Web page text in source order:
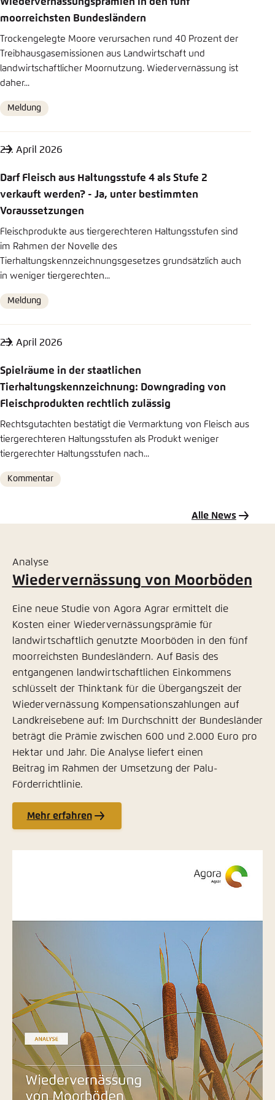
In die Zwischenablage kopieren
E-Mail
moorreichsten Bundesländern
Trockengelegte Moore verursachen rund 40 Prozent der
Treibhausgasemissionen aus Landwirtschaft und
landwirtschaftlicher Moornutzung. Wiedervernässung ist
daher...
Format
Meldung
23. April 2026
Darf Fleisch aus Haltungsstufe 4 als Stufe 2
verkauft werden? - Ja, unter bestimmten
Voraussetzungen
Fleischprodukte aus tiergerechteren Haltungsstufen sind
im Rahmen der Novelle des
Tierhaltungskennzeichnungsgesetzes grundsätzlich auch
in weniger tiergerechten...
Format
Meldung
23. April 2026
Spielräume in der staatlichen
Tierhaltungskennzeichnung: Downgrading von
Fleischprodukten rechtlich zulässig
Rechtsgutachten bestätigt die Vermarktung von Fleisch aus
tiergerechteren Haltungsstufen als Produkt weniger
tiergerechter Haltungsstufen nach...
Format
Kommentar
Alle News
Analyse
Wiedervernässung von Moorböden
Eine neue Studie von Agora Agrar ermittelt die
Kosten einer Wiedervernässungsprämie für
landwirtschaftlich genutzte Moorböden in den fünf
moorreichsten Bundesländern. Auf Basis des
entgangenen landwirtschaftlichen Einkommens
schlüsselt der Thinktank für die Übergangszeit der
Wiedervernässung Kompensationszahlungen auf
Landkreisebene auf: Im Durchschnitt der Bundesländer
beträgt die Prämie zwischen 600 und 2.000 Euro pro
Hektar und Jahr. Die Analyse liefert einen
Beitrag im Rahmen der Umsetzung der Palu-
Förderrichtlinie.
Mehr erfahren
Einstellung für diese Webseite im Browser
speichern
Übernehmen